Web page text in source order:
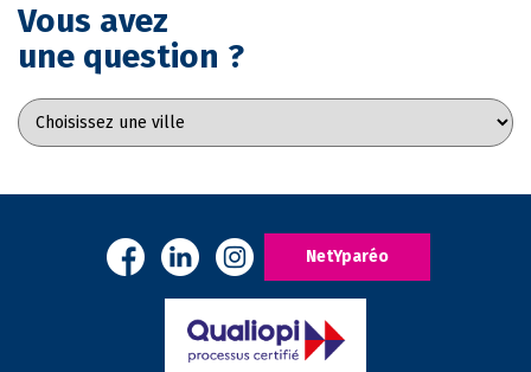
Vous avez
une question ?
NetYparéo